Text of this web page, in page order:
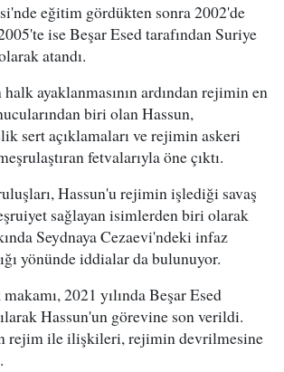
eğitim gördükten sonra 2002'de
ise Beşar Esed tarafından Suriye
atandı.
ayaklanmasının ardından rejimin en
biri olan Hassun,
sert açıklamaları ve rejimin askeri
fetvalarıyla öne çıktı.
Hassun'u rejimin işlediği savaş
sağlayan isimlerden biri olarak
Seydnaya Cezaevi'ndeki infaz
yönünde iddialar da bulunuyor.
2021 yılında Beşar Esed
Hassun'un görevine son verildi.
rejim ile ilişkileri, rejimin devrilmesine